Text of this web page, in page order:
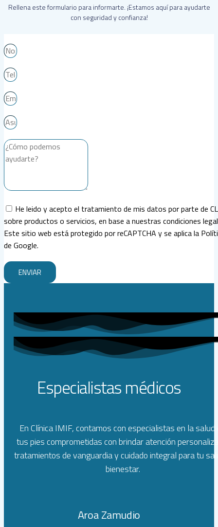
Rellena este formulario para informarte. ¡Estamos aquí para ayudarte
con seguridad y confianza!
He leido y acepto el tratamiento de mis datos por parte de
sobre productos o servicios, en base a nuestras condiciones
Este sitio web está protegido por reCAPTCHA y se aplica la
de Google.
ENVIAR
Especialistas médicos
En Clínica IMIF, contamos con especialistas en la salud
tus pies comprometidas con brindar atención
tratamientos de vanguardia y cuidado integral para tu
bienestar.
Aroa Zamudio